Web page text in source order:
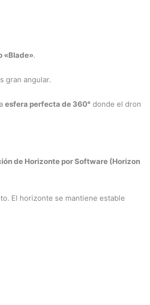
«Blade».
gran angular.
esfera perfecta de 360° donde el dron
de Horizonte por Software (Horizon
El horizonte se mantiene estable